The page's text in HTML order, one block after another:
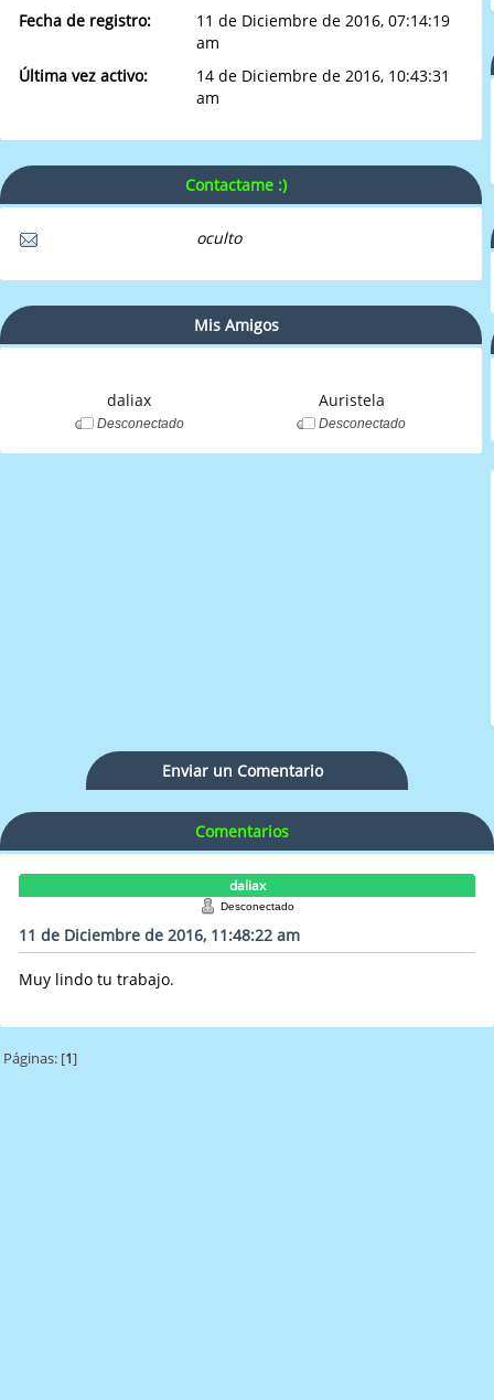
Fecha de registro:
11 de Diciembre de 2016, 07:14:19
am
Última vez activo:
14 de Diciembre de 2016, 10:43:31
am
Contactame :)
oculto
Mis Amigos
daliax
Desconectado
Auristela
Desconectado
Enviar un Comentario
Comentarios
daliax
Desconectado
11 de Diciembre de 2016, 11:48:22 am
Muy lindo tu trabajo.
Páginas: [1]